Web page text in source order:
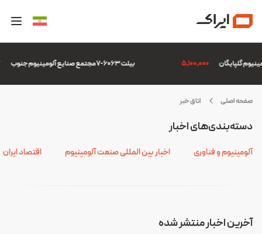
بیلت 6063-7 مجتمع صنایع آلومینیوم جنوب 5,100,000
صفحه اصلی اتاق خبر
اصل
آخرین اخبار منتشر شده
دسته‌بندی‌های اخبار
آلومینیوم و فناوری اخبار بین المللی صنعت آلومینیوم اقتصاد ایران